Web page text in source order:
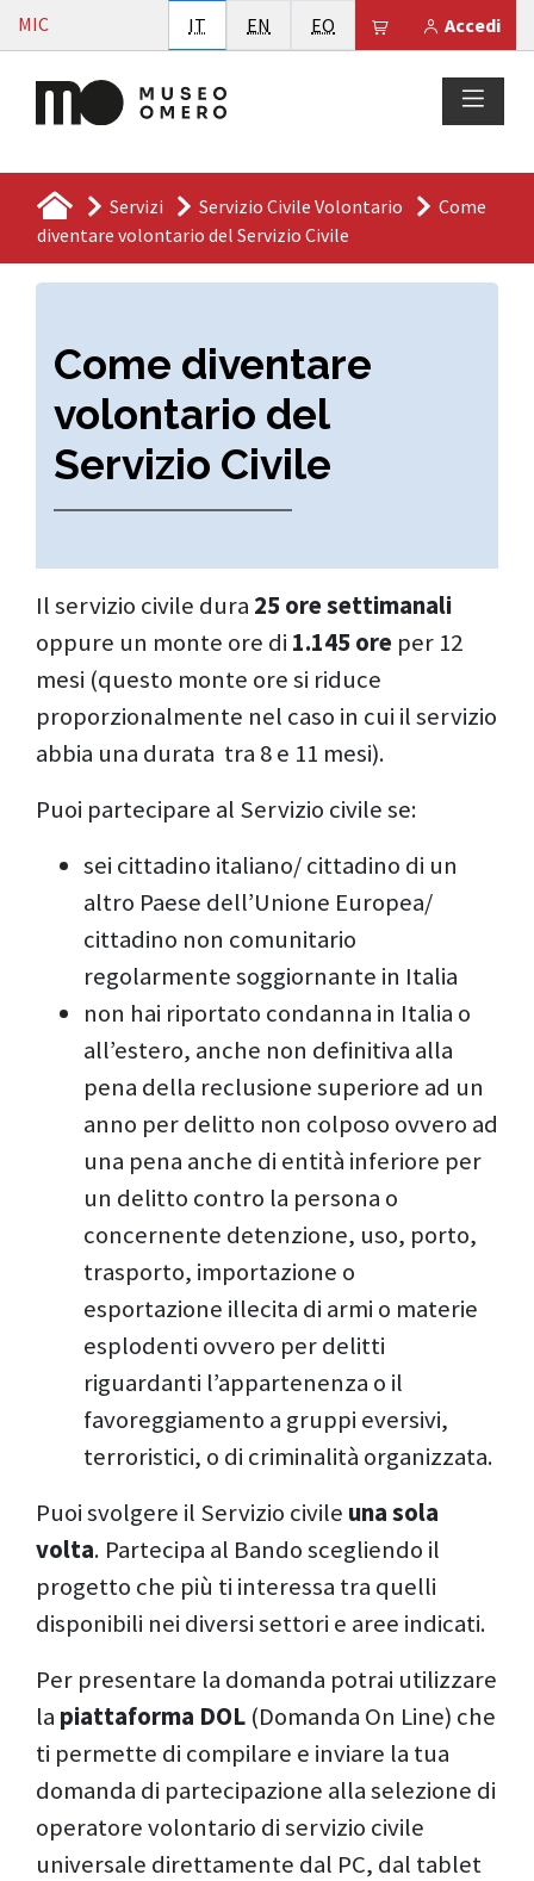
Vai al contenuto
MIC Accedi
Il tuo carrello è
IT Italiano
EN English
EO Esperanto
Servizi Servizio Civile Volontario
Come
diventare volontario del Servizio Civile
Come diventare
volontario del
Servizio Civile
Il servizio civile dura 25 ore settimanali
oppure un monte ore di 1.145 ore per 12
mesi (questo monte ore si riduce
proporzionalmente nel caso in cui il servizio
abbia una durata tra 8 e 11 mesi).
Puoi partecipare al Servizio civile se:
sei cittadino italiano/ cittadino di un
altro Paese dell’Unione Europea/
cittadino non comunitario
regolarmente soggiornante in Italia
non hai riportato condanna in Italia o
all’estero, anche non definitiva alla
pena della reclusione superiore ad un
anno per delitto non colposo ovvero ad
una pena anche di entità inferiore per
un delitto contro la persona o
concernente detenzione, uso, porto,
trasporto, importazione o
esportazione illecita di armi o materie
esplodenti ovvero per delitti
riguardanti l’appartenenza o il
favoreggiamento a gruppi eversivi,
terroristici, o di criminalità organizzata.
Puoi svolgere il Servizio civile una sola
volta. Partecipa al Bando scegliendo il
progetto che più ti interessa tra quelli
disponibili nei diversi settori e aree indicati.
Per presentare la domanda potrai utilizzare
la piattaforma DOL (Domanda On Line) che
ti permette di compilare e inviare la tua
domanda di partecipazione alla selezione di
operatore volontario di servizio civile
universale direttamente dal PC, dal tablet